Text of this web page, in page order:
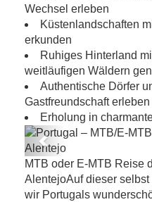
Wechsel erleben
Küstenlandschaften
erkunden
Ruhiges Hinterland
weitläufigen Wäldern
Authentische Dörfer
Gastfreundschaft erleben
Erholung in
Portugal – MTB/E-
Previous
MTB oder E-MTB Reise
AlentejoAuf dieser
wir Portugals